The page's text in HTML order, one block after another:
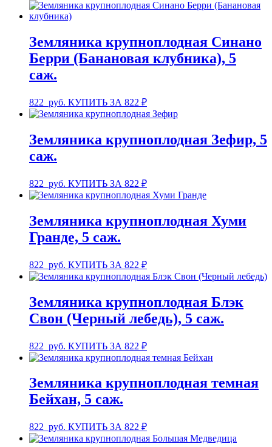
Земляника крупноплодная Синано
Берри (Банановая клубника), 5
саж.
822 руб. КУПИТЬ ЗА 822 ₽
Земляника крупноплодная Зефир, 5
саж.
822 руб. КУПИТЬ ЗА 822 ₽
Земляника крупноплодная Хуми
Гранде, 5 саж.
822 руб. КУПИТЬ ЗА 822 ₽
Земляника крупноплодная Блэк
Свон (Черный лебедь), 5 саж.
822 руб. КУПИТЬ ЗА 822 ₽
Земляника крупноплодная темная
Бейхан, 5 саж.
822 руб. КУПИТЬ ЗА 822 ₽